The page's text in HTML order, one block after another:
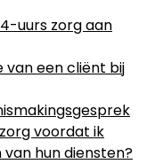
uurs zorg aan
een cliënt bij
voordat ik
hun diensten?